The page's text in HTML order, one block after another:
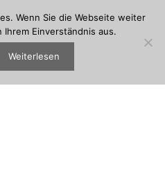
Suchen
Wenn Sie die Webseite weiter
Einverständnis aus.
Weiterlesen